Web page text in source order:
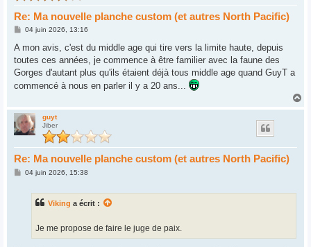
Re: Ma nouvelle planche custom (et autres North Pacific)
M
s
a
g
04 juin 2026, 13:16
A mon avis, c'est du middle age qui tire vers la limite haute, depuis
toutes ces années, je commence à être familier avec la faune des
Gorges d'autant plus qu'ils étaient déjà tous middle age quand GuyT a
commencé à nous en parler il y a 20 ans...
guyt
Jiber
Re: Ma nouvelle planche custom (et autres North Pacific)
M04 juin 2026, 15:38
Viking a écrit :
Je me propose de faire le juge de paix.